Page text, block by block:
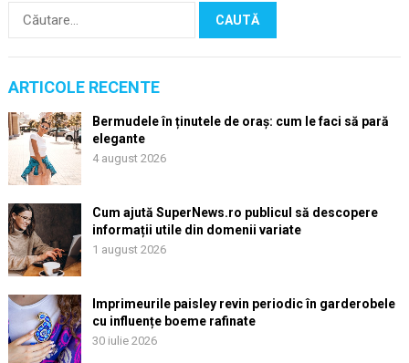
Caută
ARTICOLE RECENTE
Bermudele în ținutele de oraș: cum le faci să pară
elegante
4 august 2026
Cum ajută SuperNews.ro publicul să descopere
informații utile din domenii variate
1 august 2026
Imprimeurile paisley revin periodic în garderobele
cu influențe boeme rafinate
30 iulie 2026